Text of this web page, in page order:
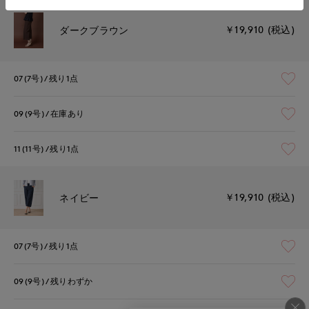
ダークブラウン ￥19,910 (税込)
07(7号) 残り1点
09(9号) 在庫あり
11(11号) 残り1点
ネイビー ￥19,910 (税込)
07(7号) 残り1点
09(9号) 残りわずか